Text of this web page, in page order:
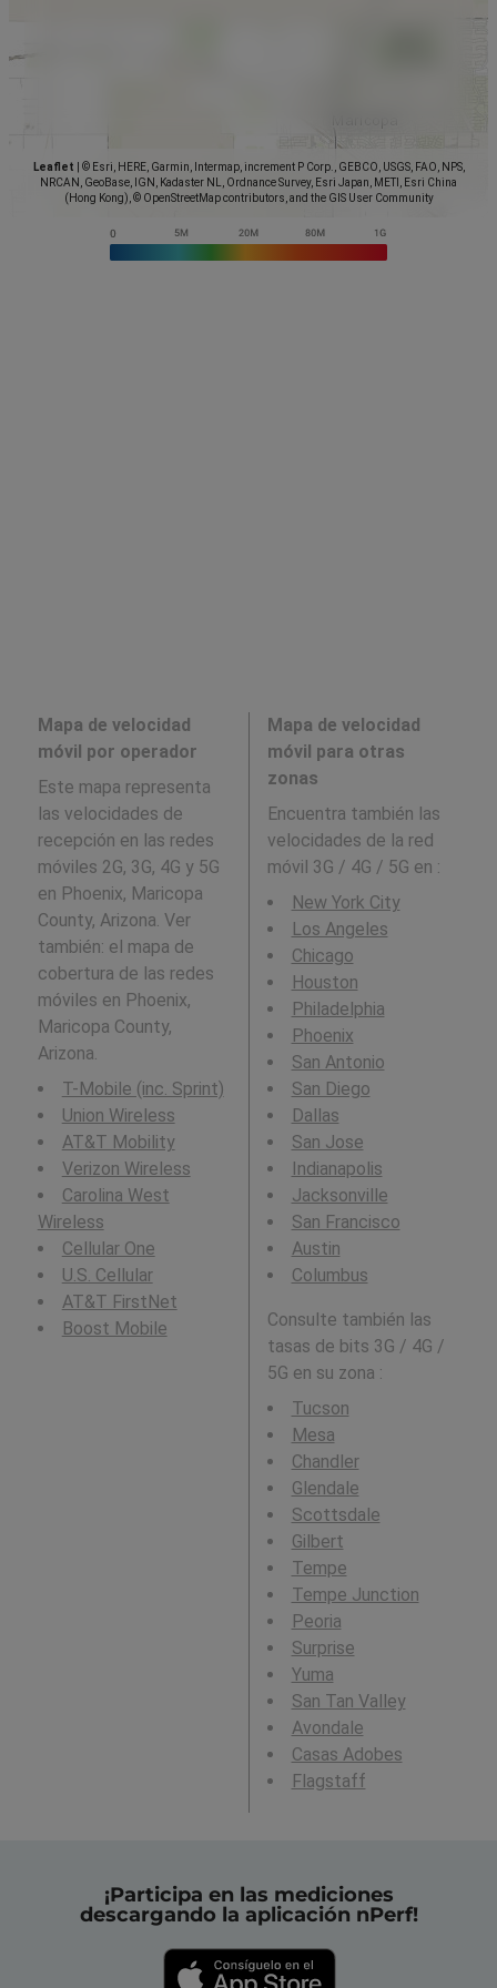
Leaflet
© Esri, HERE, Garmin, Intermap, increment P Corp., GEBCO, USGS, FAO, NPS,
NRCAN, GeoBase, IGN, Kadaster NL, Ordnance Survey, Esri Japan, METI, Esri China
(Hong Kong), © OpenStreetMap contributors, and the GIS User Community
Mapa de velocidad
móvil por operador
Este mapa representa
las velocidades de
recepción en las redes
móviles 2G, 3G, 4G y 5G
en Phoenix, Maricopa
County, Arizona. Ver
también: el mapa de
cobertura de las redes
móviles en Phoenix,
Maricopa County,
Arizona.
T-Mobile (inc. Sprint)
Union Wireless
AT&T Mobility
Verizon Wireless
Carolina West
Wireless
Cellular One
U.S. Cellular
AT&T FirstNet
Boost Mobile
Mapa de velocidad
móvil para otras
zonas
Encuentra también las
velocidades de la red
móvil 3G / 4G / 5G en :
New York City
Los Angeles
Chicago
Houston
Philadelphia
Phoenix
San Antonio
San Diego
Dallas
San Jose
Indianapolis
Jacksonville
San Francisco
Austin
Columbus
Consulte también las
tasas de bits 3G / 4G /
5G en su zona :
Tucson
Mesa
Chandler
Glendale
Scottsdale
Gilbert
Tempe
Tempe Junction
Peoria
Surprise
Yuma
San Tan Valley
Avondale
Casas Adobes
Flagstaff
¡Participa en las mediciones
descargando la aplicación nPerf!